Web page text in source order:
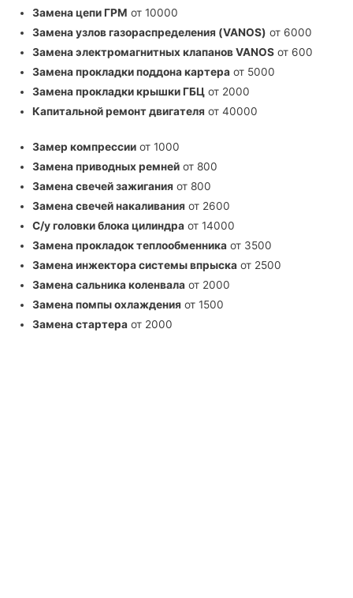
Замена цепи ГРМ от 10000
Замена узлов газораспределения (VANOS) от 6000
Замена электромагнитных клапанов VANOS от 600
Замена прокладки поддона картера от 5000
Замена прокладки крышки ГБЦ от 2000
Капитальной ремонт двигателя от 40000
Замер компрессии от 1000
Замена приводных ремней от 800
Замена свечей зажигания от 800
Замена свечей накаливания от 2600
С/у головки блока цилиндра от 14000
Замена прокладок теплообменника от 3500
Замена инжектора системы впрыска от 2500
Замена сальника коленвала от 2000
Замена помпы охлаждения от 1500
Замена стартера от 2000